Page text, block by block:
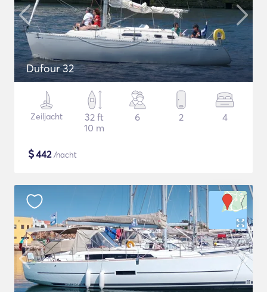
Dufour 32
Zeiljacht
32 ft
10 m
6 2 4
$442/nacht